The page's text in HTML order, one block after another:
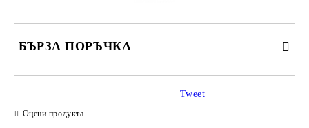
БЪРЗА ПОРЪЧКА
Tweet
Оцени продукта